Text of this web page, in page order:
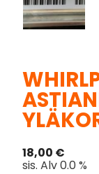
18,00 €
sis. Alv 0.0 %